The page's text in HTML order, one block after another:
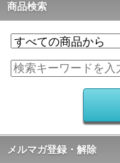
商品検索
メルマガ登録・解除